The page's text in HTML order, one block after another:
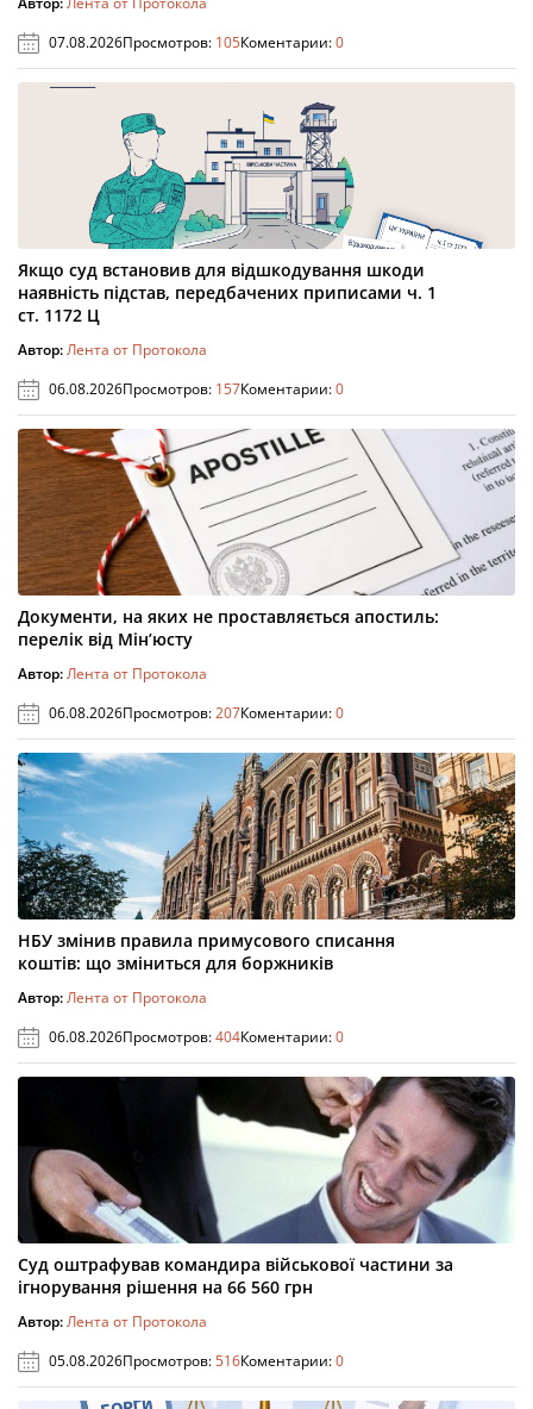
07.08.2026Просмотров: 105Коментарии:0
Якщо суд встановив для відшкодування шкоди
наявність підстав, передбачених приписами ч. 1
ст. 1172 Ц
Автор:Лента от Протокола
06.08.2026Просмотров: 157Коментарии:0
Документи, на яких не проставляється апостиль:
перелік від Мін’юсту
Автор:Лента от Протокола
06.08.2026Просмотров:207Коментарии:0
НБУ змінив правила примусового списання
коштів: що зміниться для боржників
Автор:Лента от Протокола
06.08.2026Просмотров:404Коментарии:0
Суд оштрафував командира військової частини за
ігнорування рішення на 66 560 грн
Автор:Лента от Протокола
05.08.2026Просмотров:516Коментарии:0